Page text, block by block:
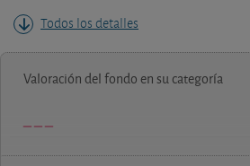
Todos los detalles
Valoración del fondo en su categoría